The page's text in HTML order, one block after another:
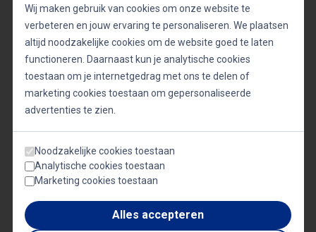
Laat je inspireren door zijn kennis, passie en
charisma. Neem vandaag nog contact op om te
informeren naar beschikbaarheid en tarieven. Voeg
een vleugje culinaire magie toe aan jouw volgende
evenement met Robert Kranenborg.
Onderwerpen
Gastvrijheid Leiderschap Ondernemerschap
Wij maken gebruik van cookies om onze website te
verbeteren en jouw ervaring te personaliseren. We plaatsen
altijd noodzakelijke cookies om de website goed te laten
functioneren. Daarnaast kun je analytische cookies
toestaan om je internetgedrag met ons te delen of
marketing cookies toestaan om gepersonaliseerde
advertenties te zien.
Noodzakelijke cookies toestaan
Analytische cookies toestaan
Marketing cookies toestaan
Alles accepteren